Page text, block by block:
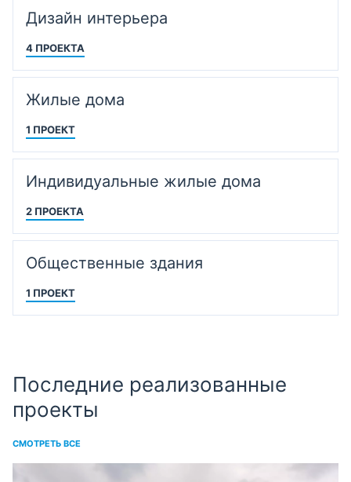
Дизайн интерьера
4 ПРОЕКТА
Жилые дома
1 ПРОЕКТ
Индивидуальные жилые дома
2 ПРОЕКТА
Общественные здания
1 ПРОЕКТ
Последние реализованные
проекты
СМОТРЕТЬ ВСЕ